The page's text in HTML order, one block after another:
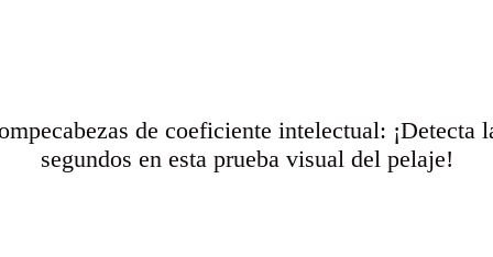
de coeficiente intelectual: ¡Detecta
segundos en esta prueba visual del pelaje!